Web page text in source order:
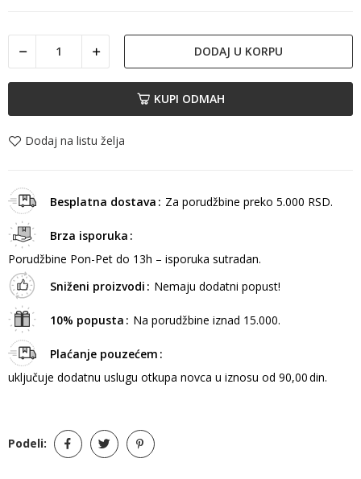
DODAJ U KORPU
KUPI ODMAH
Dodaj na listu želja
Besplatna dostava Za porudžbine preko 5.000 RSD.
Brza isporuka
Porudžbine Pon-Pet do 13h – isporuka sutradan.
Sniženi proizvodi
Nemaju dodatni popust!
10% popusta Na porudžbine iznad 15.000.
Plaćanje pouzećem
uključuje dodatnu uslugu otkupa novca u iznosu od 90,00 din.
Podeli: